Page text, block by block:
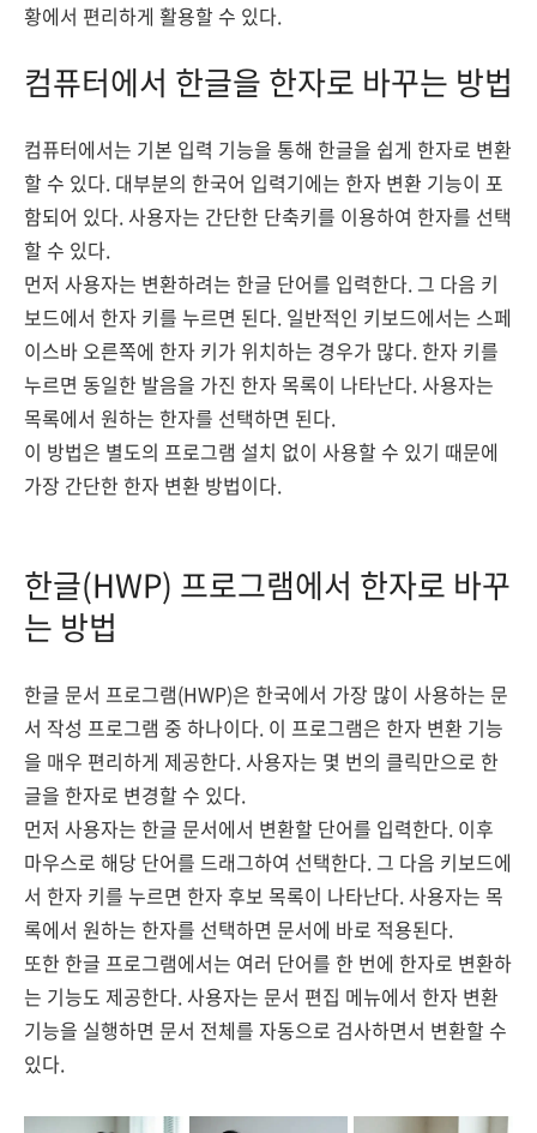
황에서 편리하게 활용할 수 있다.
컴퓨터에서 한글을 한자로 바꾸는 방법
컴퓨터에서는 기본 입력 기능을 통해 한글을 쉽게 한자로 변환
할 수 있다. 대부분의 한국어 입력기에는 한자 변환 기능이 포
함되어 있다. 사용자는 간단한 단축키를 이용하여 한자를 선택
할 수 있다.
먼저 사용자는 변환하려는 한글 단어를 입력한다. 그 다음 키
보드에서 한자 키를 누르면 된다. 일반적인 키보드에서는 스페
이스바 오른쪽에 한자 키가 위치하는 경우가 많다. 한자 키를
누르면 동일한 발음을 가진 한자 목록이 나타난다. 사용자는
목록에서 원하는 한자를 선택하면 된다.
이 방법은 별도의 프로그램 설치 없이 사용할 수 있기 때문에
가장 간단한 한자 변환 방법이다.
한글(HWP) 프로그램에서 한자로 바꾸
는 방법
한글 문서 프로그램(HWP)은 한국에서 가장 많이 사용하는 문
서 작성 프로그램 중 하나이다. 이 프로그램은 한자 변환 기능
을 매우 편리하게 제공한다. 사용자는 몇 번의 클릭만으로 한
글을 한자로 변경할 수 있다.
먼저 사용자는 한글 문서에서 변환할 단어를 입력한다. 이후
마우스로 해당 단어를 드래그하여 선택한다. 그 다음 키보드에
서 한자 키를 누르면 한자 후보 목록이 나타난다. 사용자는 목
록에서 원하는 한자를 선택하면 문서에 바로 적용된다.
또한 한글 프로그램에서는 여러 단어를 한 번에 한자로 변환하
는 기능도 제공한다. 사용자는 문서 편집 메뉴에서 한자 변환
기능을 실행하면 문서 전체를 자동으로 검사하면서 변환할 수
있다.